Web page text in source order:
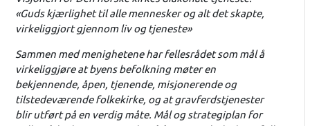
«Guds kjærlighet til alle mennesker og alt det skapte,
virkeliggjort gjennom liv og tjeneste»
Sammen med menighetene har fellesrådet som mål å
virkeliggjøre at byens befolkning møter en
bekjennende, åpen, tjenende, misjonerende og
tilstedeværende folkekirke, og at gravferdstjenester
blir utført på en verdig måte. Mål og strategiplan for